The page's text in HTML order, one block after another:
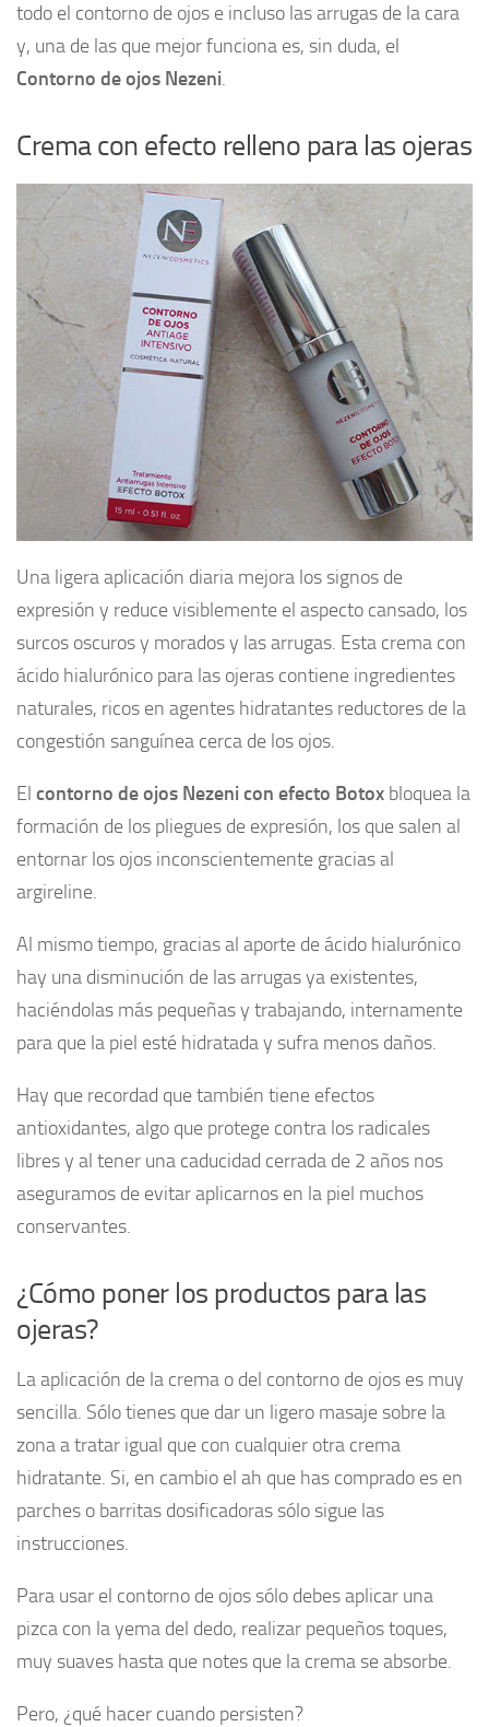
todo el contorno de ojos e incluso las arrugas de la cara
y, una de las que mejor funciona es, sin duda, el
Contorno de ojos Nezeni.
Crema con efecto relleno para las ojeras
Una ligera aplicación diaria mejora los signos de
expresión y reduce visiblemente el aspecto cansado, los
surcos oscuros y morados y las arrugas. Esta crema con
ácido hialurónico para las ojeras contiene ingredientes
naturales, ricos en agentes hidratantes reductores de la
congestión sanguínea cerca de los ojos.
El contorno de ojos Nezeni con efecto Botox bloquea la
formación de los pliegues de expresión, los que salen al
entornar los ojos inconscientemente gracias al
argireline.
Al mismo tiempo, gracias al aporte de ácido hialurónico
hay una disminución de las arrugas ya existentes,
haciéndolas más pequeñas y trabajando, internamente
para que la piel esté hidratada y sufra menos daños.
Hay que recordad que también tiene efectos
antioxidantes, algo que protege contra los radicales
libres y al tener una caducidad cerrada de 2 años nos
aseguramos de evitar aplicarnos en la piel muchos
conservantes.
¿Cómo poner los productos para las
ojeras?
La aplicación de la crema o del contorno de ojos es muy
sencilla. Sólo tienes que dar un ligero masaje sobre la
zona a tratar igual que con cualquier otra crema
hidratante. Si, en cambio el ah que has comprado es en
parches o barritas dosificadoras sólo sigue las
instrucciones.
Para usar el contorno de ojos sólo debes aplicar una
pizca con la yema del dedo, realizar pequeños toques,
muy suaves hasta que notes que la crema se absorbe.
Pero, ¿qué hacer cuando persisten?